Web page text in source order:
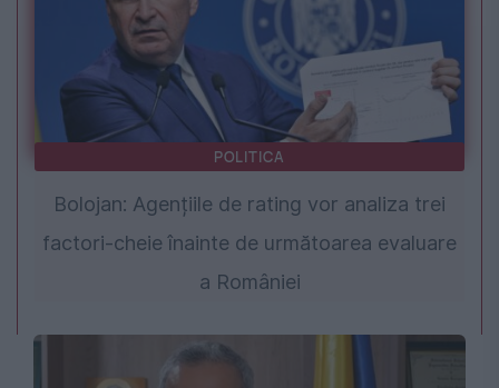
POLITICA
Bolojan: Agențiile de rating vor analiza trei
factori-cheie înainte de următoarea evaluare
a României